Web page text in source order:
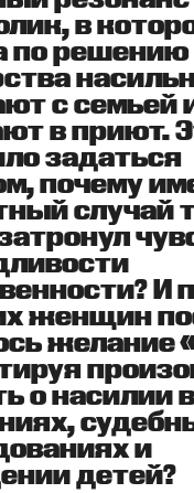
в
по решению
с семьей
в приют.
задаться
почему
случай
И
женщин
желание
о насилии
и
детей?